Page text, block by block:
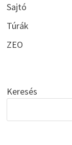
Sajtó
Túrák
ZEO
Keresés